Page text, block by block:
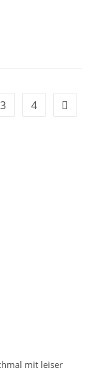
3 4 Zur
mit leiser